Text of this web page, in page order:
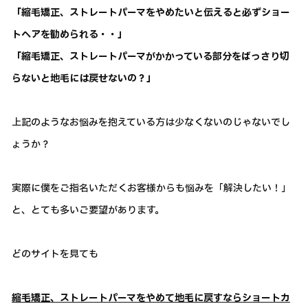
「縮毛矯正、ストレートパーマをやめたいと伝えると必ずショー
トヘアを勧められる・・」
「縮毛矯正、ストレートパーマがかかっている部分をばっさり切
らないと地毛には戻せないの？」
上記のようなお悩みを抱えている方は少なくないのじゃないでし
ょうか？
実際に僕をご指名いただくお客様からも悩みを「解決したい！」
と、とても多いご要望があります。
どのサイトを見ても
縮毛矯正、ストレートパーマをやめて地毛に戻すならショートカ